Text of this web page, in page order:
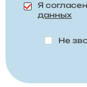
Я
данных
Не